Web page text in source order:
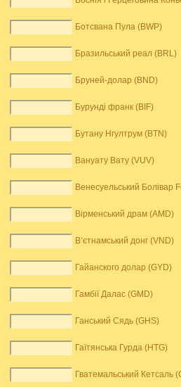
Ботсвана Пула (BWP)
Бразильський реал (BRL)
Бруней-долар (BND)
Бурунді франк (BIF)
Бутану Нгултрум (BTN)
Вануату Вату (VUV)
Венесуельський Болівар
Вірменський драм (AMD)
В’єтнамський донг (VND)
Гайанского долар (GYD)
Гамбії Далас (GMD)
Ганський Сядь (GHS)
Гаїтянська Гурда (HTG)
Гватемальський Кетсаль